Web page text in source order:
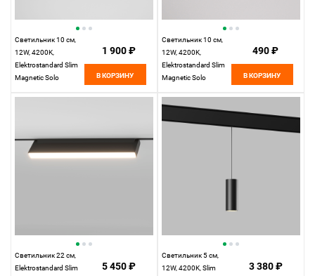
Светильник 10 см,
12W, 4200K,
Elektrostandard Slim
Magnetic Solo
1 900 ₽
В КОРЗИНУ
Светильник 10 см,
12W, 4200K,
Elektrostandard Slim
Magnetic Solo
белый
490 ₽
В КОРЗИНУ
Светильник 22 см,
Elektrostandard Slim
5 450 ₽
Светильник 5 см,
12W, 4200K, Slim
3 380 ₽